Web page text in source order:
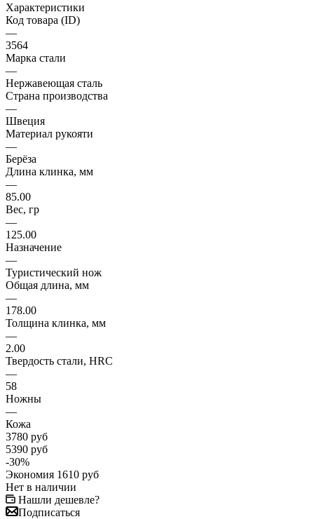
Характеристики
Код товара (ID)
—
3564
Марка стали
—
Нержавеющая сталь
Страна производства
—
Швеция
Материал рукояти
—
Берёза
Длина клинка, мм
—
85.00
Вес, гр
—
125.00
Назначение
—
Туристический нож
Общая длина, мм
—
178.00
Толщина клинка, мм
—
2.00
Твердость стали, HRC
—
58
Ножны
—
Кожа
3780 руб
5390 руб
-30%
Экономия 1610 руб
Нет в наличии
Нашли дешевле?
Подписаться